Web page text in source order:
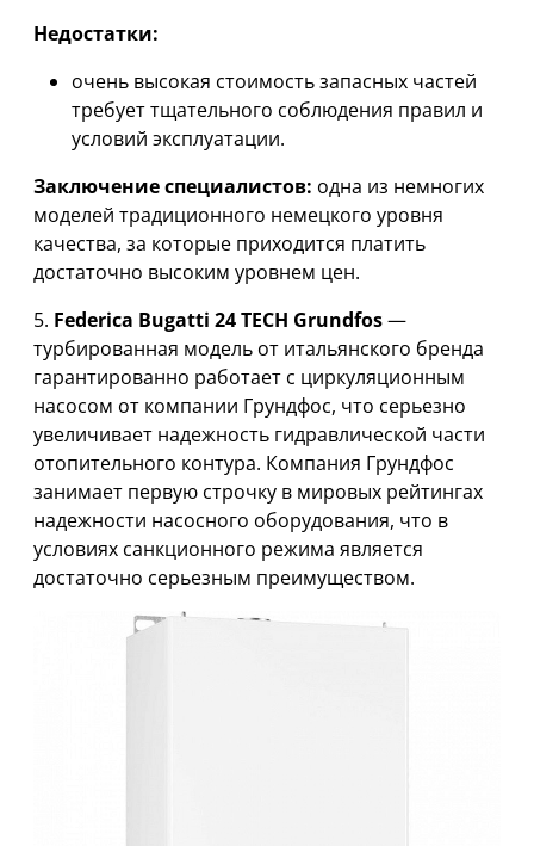
Недостатки:
очень высокая стоимость запасных частей
требует тщательного соблюдения правил и
условий эксплуатации.
Заключение специалистов: одна из немногих
моделей традиционного немецкого уровня
качества, за которые приходится платить
достаточно высоким уровнем цен.
5. Federica Bugatti 24 TECH Grundfos—
турбированная модель от итальянского бренда
гарантированно работает с циркуляционным
насосом от компании Грундфос, что серьезно
увеличивает надежность гидравлической части
отопительного контура. Компания Грундфос
занимает первую строчку в мировых рейтингах
надежности насосного оборудования, что в
условиях санкционного режима является
достаточно серьезным преимуществом.